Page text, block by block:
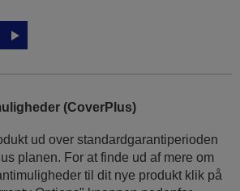
(CoverPlus)
ud over standardgarantiperioden
planen. For at finde ud af mere om
til dit nye produkt klik på